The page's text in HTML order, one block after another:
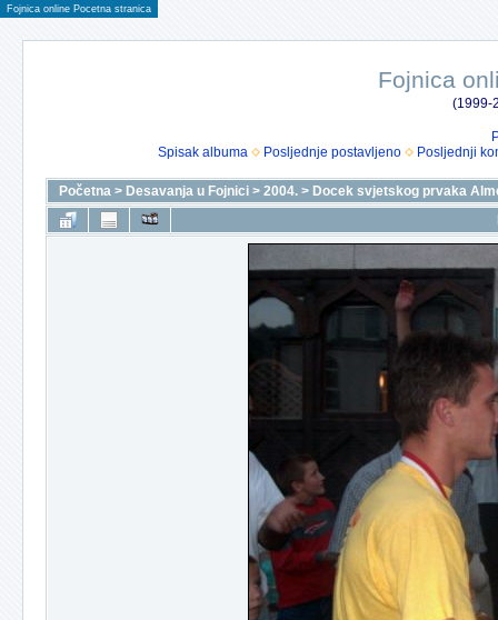
Fojnica online Pocetna stranica
Fojnica
(1999-
Spisak albuma
Posljednje postavljeno Posljednji
Početna > Desavanja u Fojnici > 2004. > Docek svjetskog prvaka